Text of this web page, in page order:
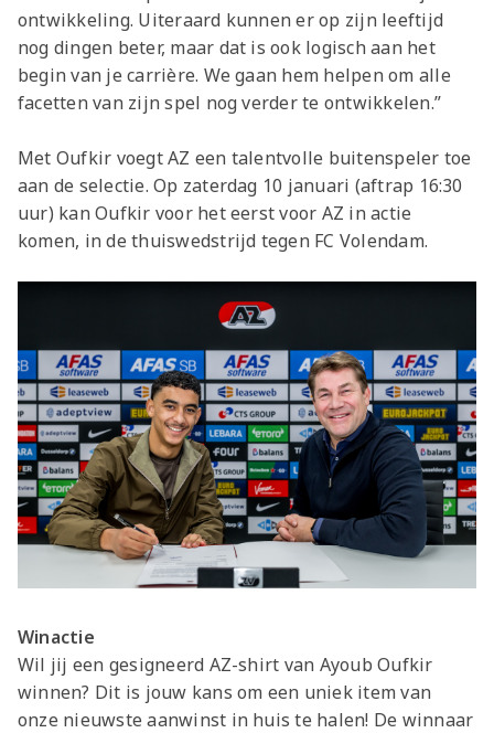
ontwikkeling. Uiteraard kunnen er op zijn leeftijd
nog dingen beter, maar dat is ook logisch aan het
begin van je carrière. We gaan hem helpen om alle
facetten van zijn spel nog verder te ontwikkelen.”
Met Oufkir voegt AZ een talentvolle buitenspeler toe
aan de selectie. Op zaterdag 10 januari (aftrap 16:30
uur) kan Oufkir voor het eerst voor AZ in actie
komen, in de thuiswedstrijd tegen FC Volendam.
Winactie
Wil jij een gesigneerd AZ-shirt van Ayoub Oufkir
winnen? Dit is jouw kans om een uniek item van
onze nieuwste aanwinst in huis te halen! De winnaar